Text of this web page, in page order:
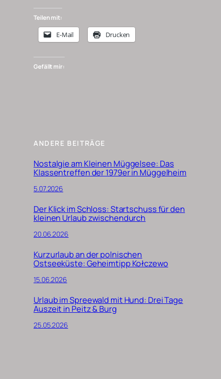
Teilen mit:
E-Mail Drucken
Gefällt mir:
ANDERE BEITRÄGE
Nostalgie am Kleinen Müggelsee: Das
Klassentreffen der 1979er in Müggelheim
5.07.2026
Der Klick im Schloss: Startschuss für den
kleinen Urlaub zwischendurch
20.06.2026
Kurzurlaub an der polnischen
Ostseeküste: Geheimtipp Kołczewo
15.06.2026
Urlaub im Spreewald mit Hund: Drei Tage
Auszeit in Peitz & Burg
25.05.2026